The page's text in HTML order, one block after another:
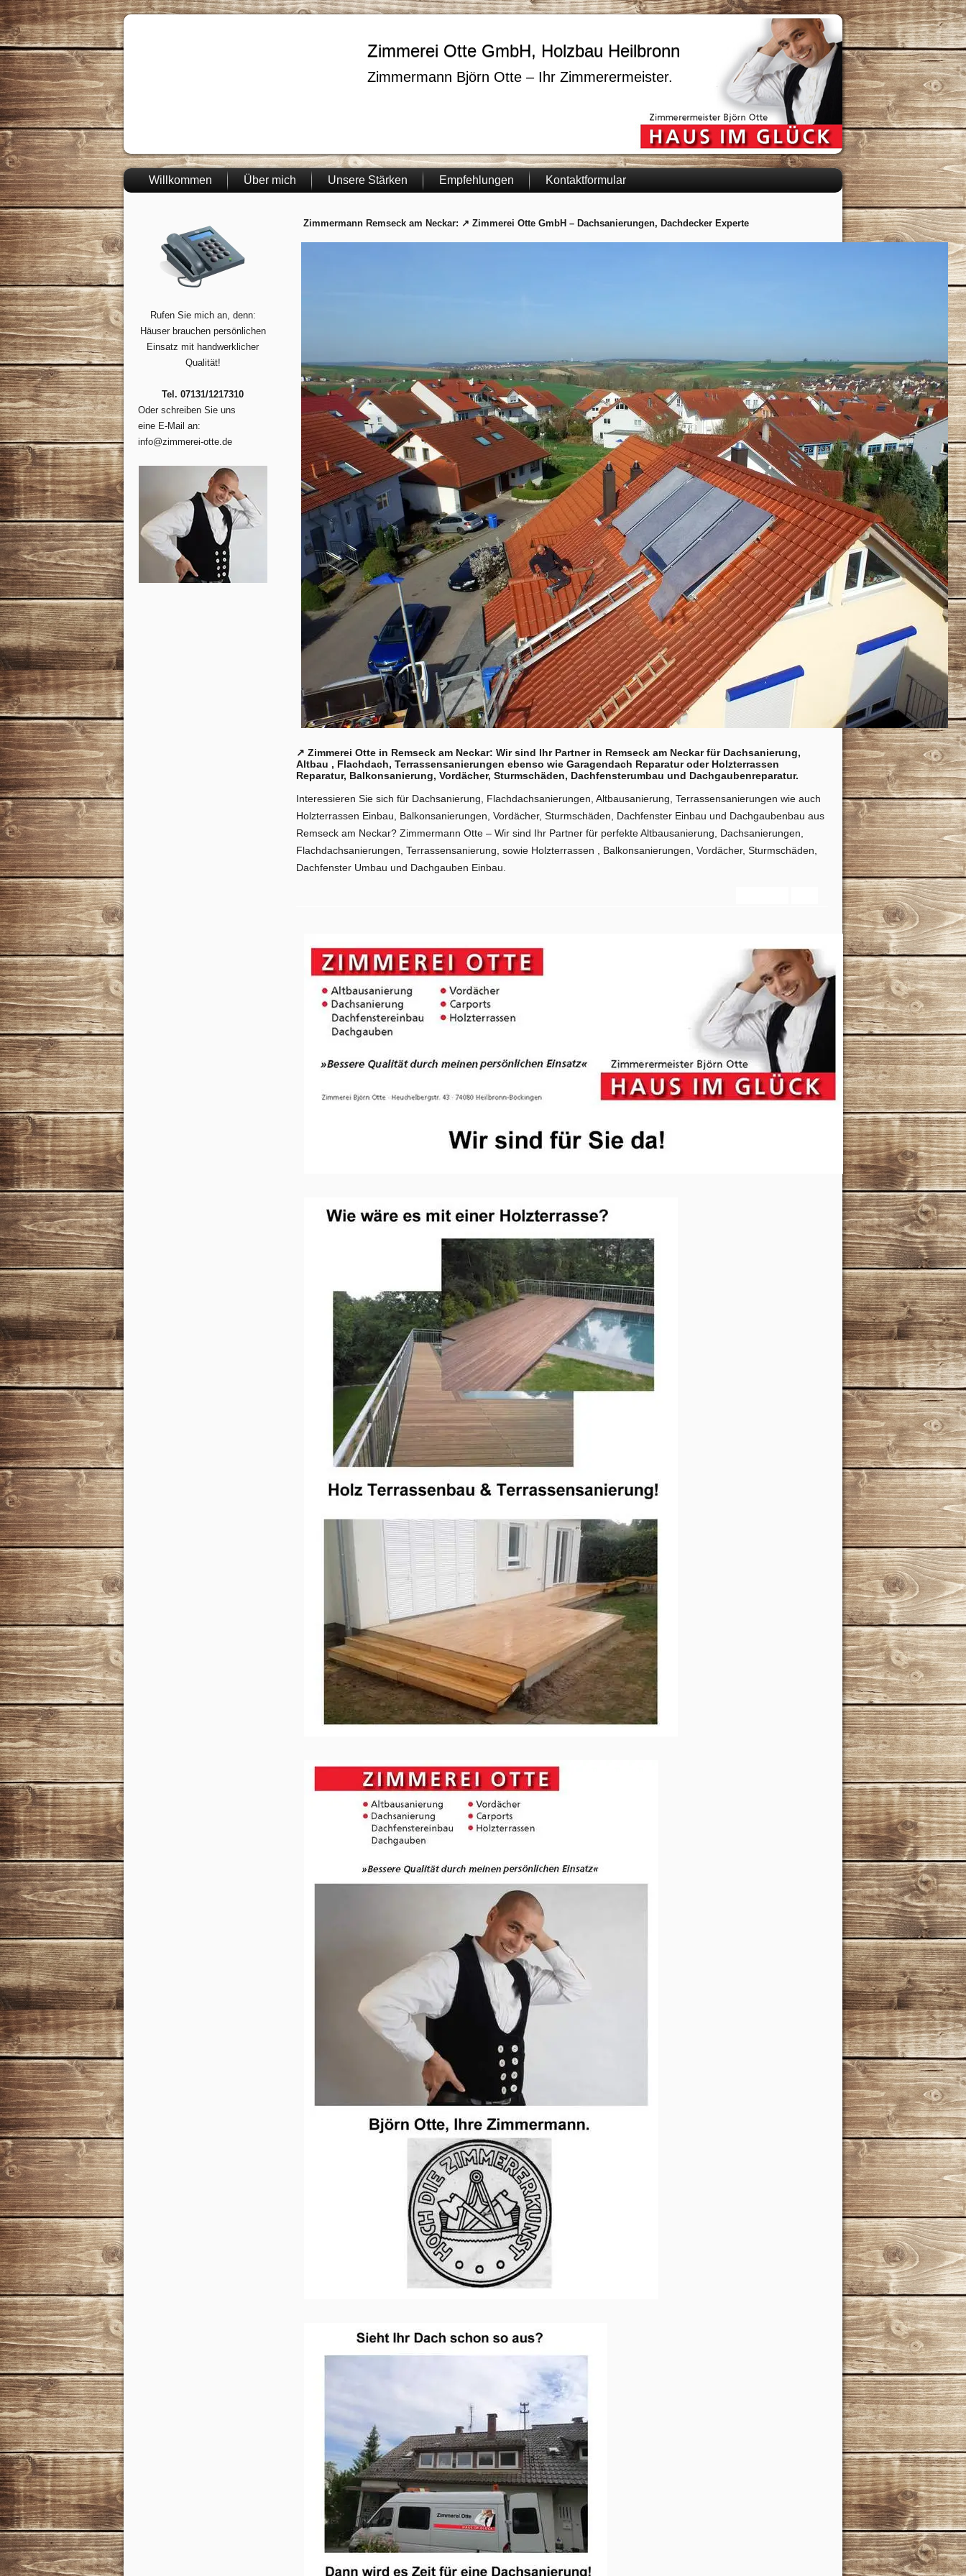
Zimmerei Otte GmbH, Holzbau Heilbronn
Zimmermann Björn Otte – Ihr Zimmerermeister.
Willkommen Über mich Unsere Stärken Empfehlungen Kontaktformular
Rufen Sie mich an, denn:
Häuser brauchen persönlichen
Einsatz mit handwerklicher
Qualität!
Tel. 07131/1217310
Oder schreiben Sie uns
eine E-Mail an:
info@zimmerei-otte.de
Zimmermann Remseck am Neckar: ↗️ Zimmerei Otte GmbH – Dachsanierungen, Dachdecker Experte
↗️ Zimmerei Otte in Remseck am Neckar: Wir sind Ihr Partner in Remseck am Neckar für Dachsanierung,
Altbau , Flachdach, Terrassensanierungen ebenso wie Garagendach Reparatur oder Holzterrassen
Reparatur, Balkonsanierung, Vordächer, Sturmschäden, Dachfensterumbau und Dachgaubenreparatur.
Interessieren Sie sich für Dachsanierung, Flachdachsanierungen, Altbausanierung, Terrassensanierungen wie auch
Holzterrassen Einbau, Balkonsanierungen, Vordächer, Sturmschäden, Dachfenster Einbau und Dachgaubenbau aus
Remseck am Neckar? Zimmermann Otte – Wir sind Ihr Partner für perfekte Altbausanierung, Dachsanierungen,
Flachdachsanierungen, Terrassensanierung, sowie Holzterrassen , Balkonsanierungen, Vordächer, Sturmschäden,
Dachfenster Umbau und Dachgauben Einbau.